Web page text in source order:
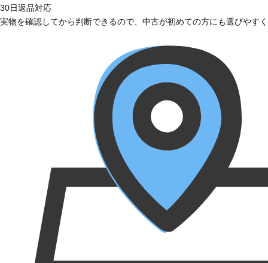
30日返品対応
実物を確認してから判断できるので、中古が初めての方にも選びやす